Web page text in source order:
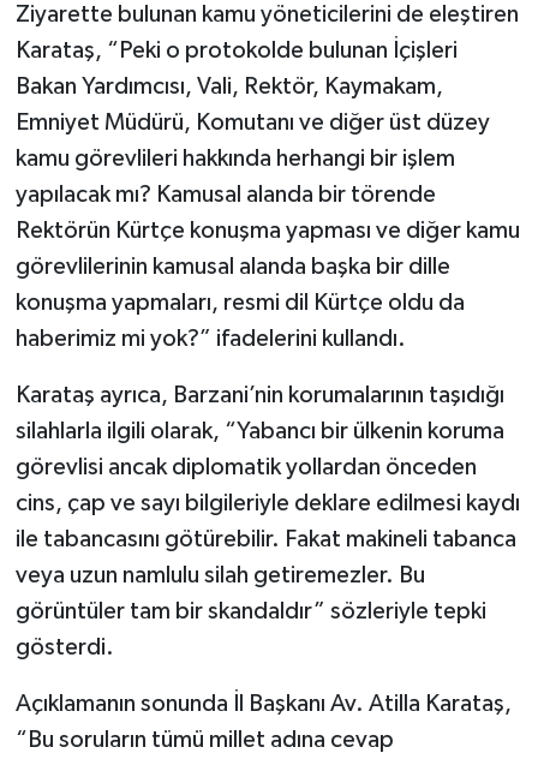
Ziyarette bulunan kamu yöneticilerini de eleştiren
Karataş, “Peki o protokolde bulunan İçişleri
Bakan Yardımcısı, Vali, Rektör, Kaymakam,
Emniyet Müdürü, Komutanı ve diğer üst düzey
kamu görevlileri hakkında herhangi bir işlem
yapılacak mı? Kamusal alanda bir törende
Rektörün Kürtçe konuşma yapması ve diğer kamu
görevlilerinin kamusal alanda başka bir dille
konuşma yapmaları, resmi dil Kürtçe oldu da
haberimiz mi yok?” ifadelerini kullandı.
Karataş ayrıca, Barzani’nin korumalarının taşıdığı
silahlarla ilgili olarak, “Yabancı bir ülkenin koruma
görevlisi ancak diplomatik yollardan önceden
cins, çap ve sayı bilgileriyle deklare edilmesi kaydı
ile tabancasını götürebilir. Fakat makineli tabanca
veya uzun namlulu silah getiremezler. Bu
görüntüler tam bir skandaldır” sözleriyle tepki
gösterdi.
Açıklamanın sonunda İl Başkanı Av. Atilla Karataş,
“Bu soruların tümü millet adına cevap